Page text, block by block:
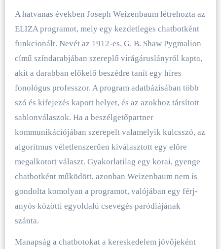
A hatvanas években Joseph Weizenbaum létrehozta az
ELIZA programot, mely egy kezdetleges chatbotként
funkcionált. Nevét az 1912-es, G. B. Shaw Pygmalion
című színdarabjában szereplő virágáruslányról kapta,
akit a darabban előkelő beszédre tanít egy híres
fonológus professzor. A program adatbázisában több
szó és kifejezés kapott helyet, és az azokhoz társított
sablonválaszok. Ha a beszélgetőpartner
kommunikációjában szerepelt valamelyik kulcsszó, az
algoritmus véletlenszerűen kiválasztott egy előre
megalkotott választ. Gyakorlatilag egy korai, gyenge
chatbotként működött, azonban Weizenbaum nem is
gondolta komolyan a programot, valójában egy férj-
anyós közötti egyoldalú csevegés paródiájának
szánta.
Manapság a chatbotokat a kereskedelem jövőjeként